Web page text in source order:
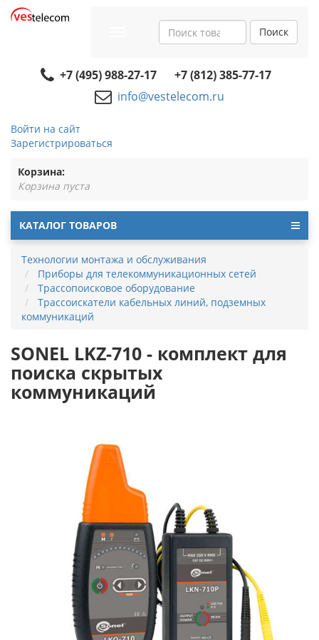
navigation
Поиск
+7 (495) 988-27-17
+7 (812) 385-77-17
info@vestelecom.ru
Войти на сайт
Зарегистрироваться
Корзина:
Корзина пуста
КАТАЛОГ ТОВАРОВ
Технологии монтажа и обслуживания
Приборы для телекоммуникационных сетей
Трассопоисковое оборудование
Трассоискатели кабельных линий, подземных
коммуникаций
SONEL LKZ-710 - комплект для
поиска скрытых
коммуникаций